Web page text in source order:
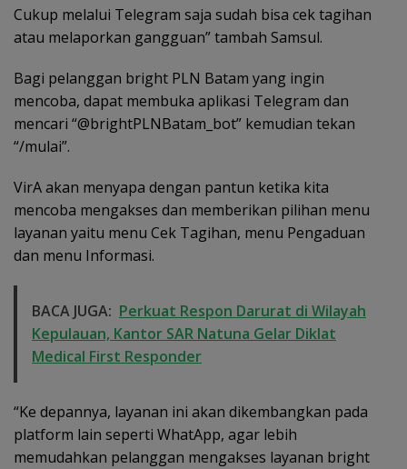
Cukup melalui Telegram saja sudah bisa cek tagihan
atau melaporkan gangguan” tambah Samsul.
Bagi pelanggan bright PLN Batam yang ingin
mencoba, dapat membuka aplikasi Telegram dan
mencari “@brightPLNBatam_bot” kemudian tekan
“/mulai”.
VirA akan menyapa dengan pantun ketika kita
mencoba mengakses dan memberikan pilihan menu
layanan yaitu menu Cek Tagihan, menu Pengaduan
dan menu Informasi.
BACA JUGA: Perkuat Respon Darurat di Wilayah
Kepulauan, Kantor SAR Natuna Gelar Diklat
Medical First Responder
“Ke depannya, layanan ini akan dikembangkan pada
platform lain seperti WhatApp, agar lebih
memudahkan pelanggan mengakses layanan bright